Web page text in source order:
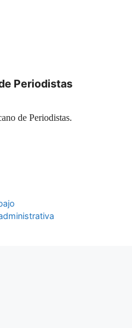
Periodistas
de Periodistas.